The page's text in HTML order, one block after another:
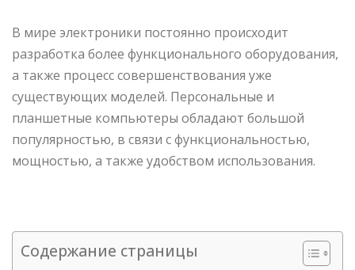
В мире электроники постоянно происходит
разработка более функционального оборудования,
а также процесс совершенствования уже
существующих моделей. Персональные и
планшетные компьютеры обладают большой
популярностью, в связи с функциональностью,
мощностью, а также удобством использования.
Содержание страницы